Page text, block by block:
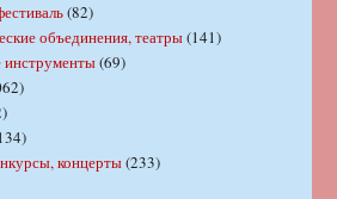
(82)
объединения, театры(141)
(69)
концерты(233)